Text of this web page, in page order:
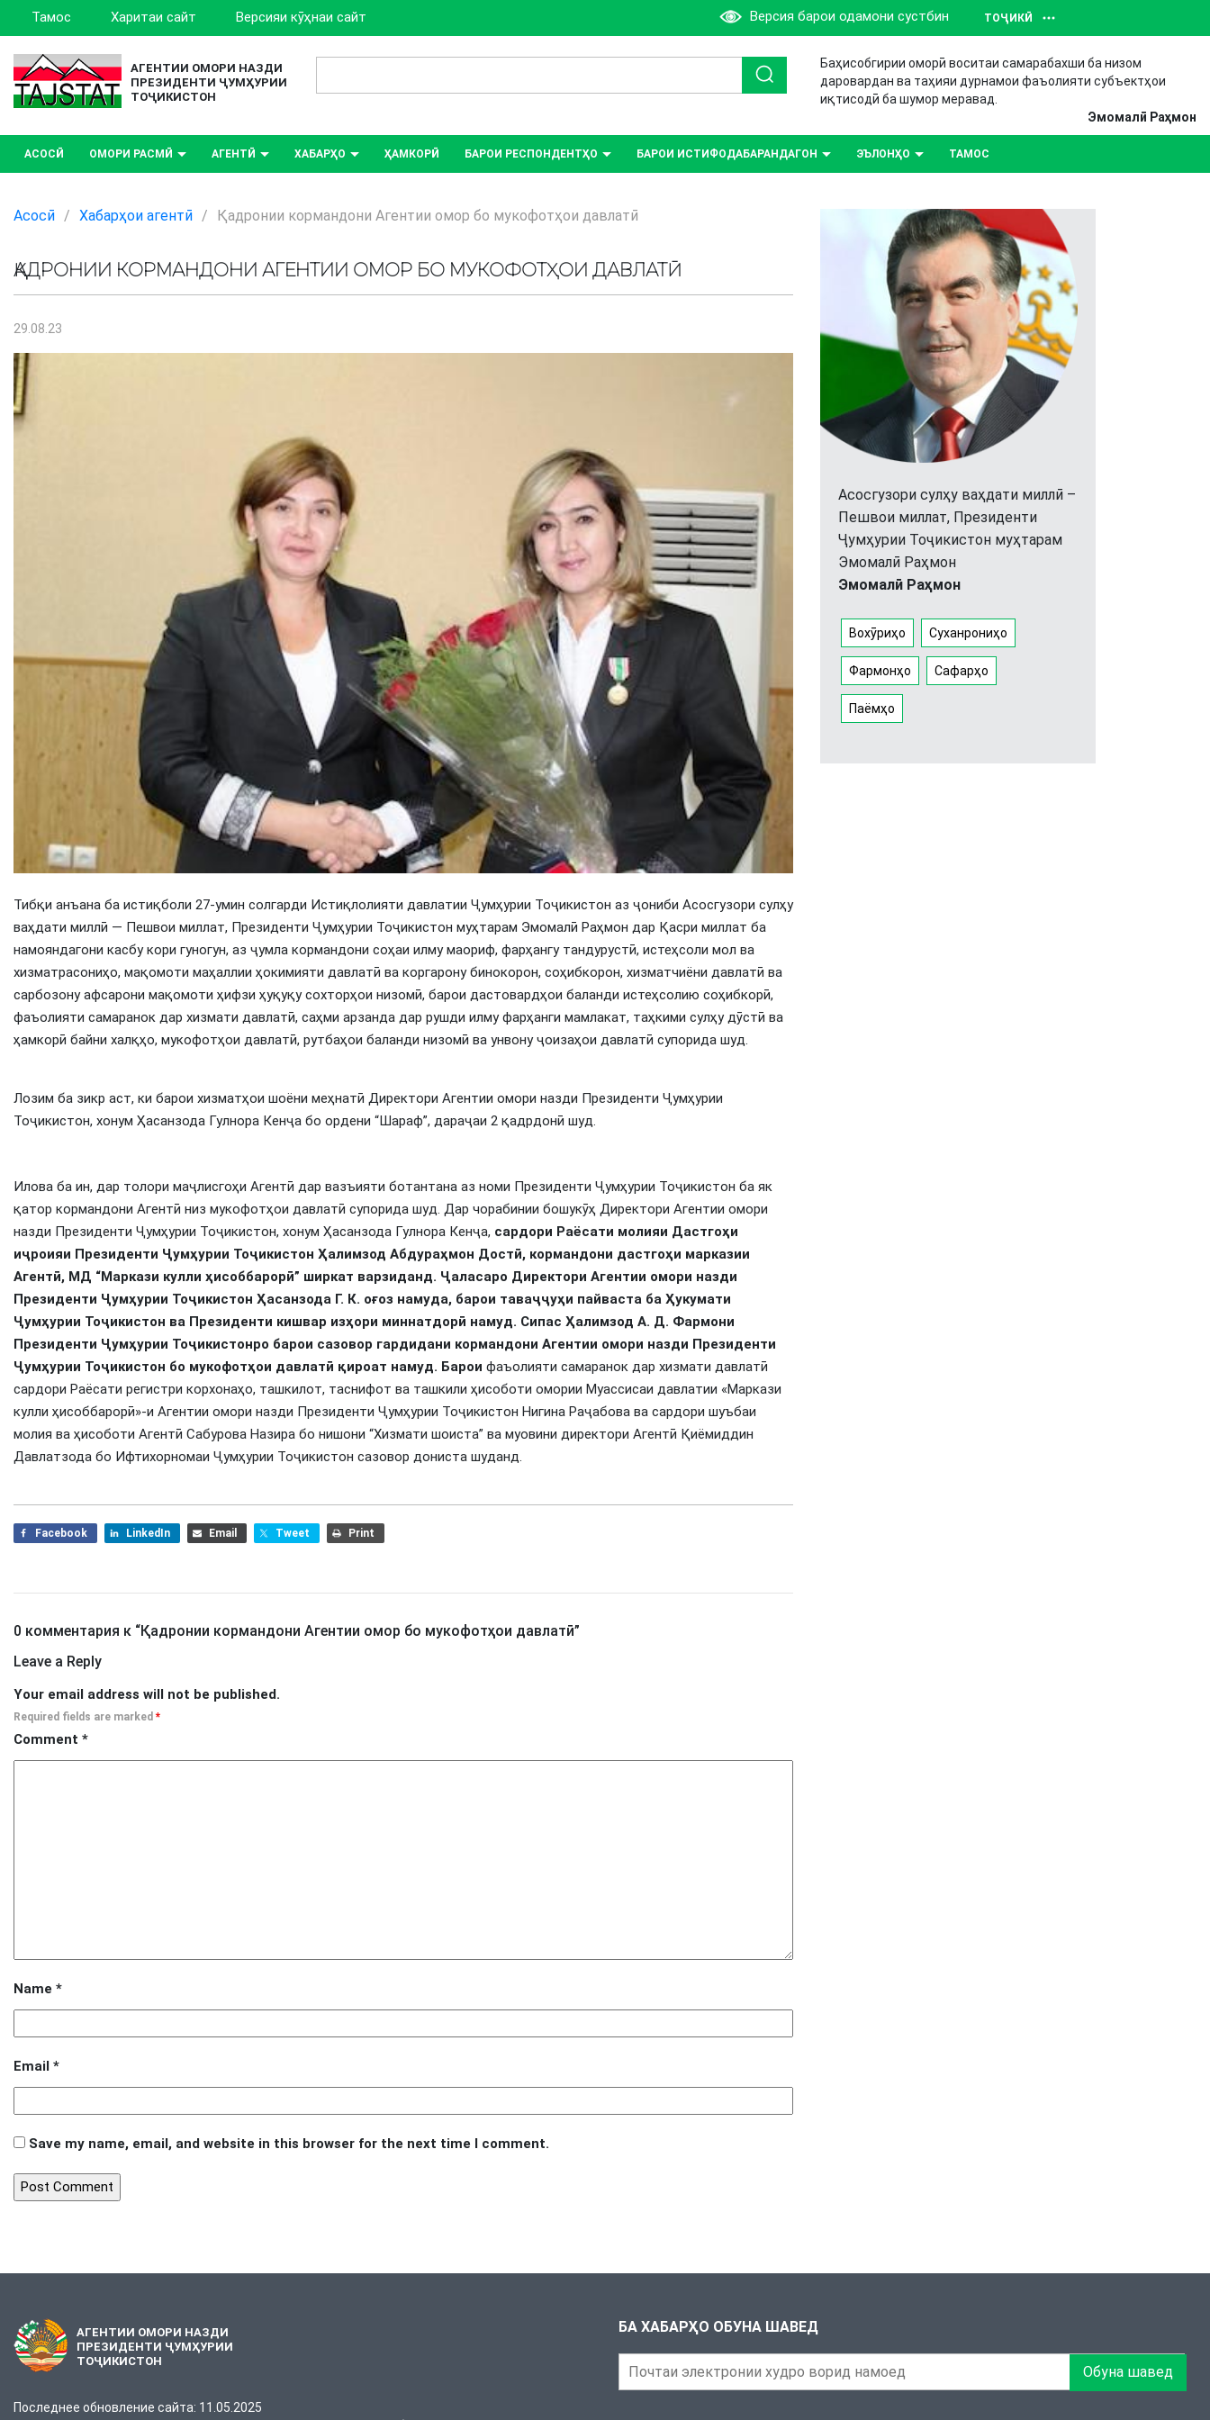
Тамос Харитаи сайт Версияи кӯҳнаи сайт Версия барои одамони сустбин ТОҶИКӢ
АГЕНТИИ ОМОРИ НАЗДИ
ПРЕЗИДЕНТИ ҶУМҲУРИИ
ТОҶИКИСТОН
Баҳисобгирии оморӣ воситаи самарабахши ба низом
даровардан ва таҳияи дурнамои фаъолияти субъектҳои
иқтисодӣ ба шумор меравад.
Эмомалӣ Раҳмон
АСОСӢ ОМОРИ РАСМӢ АГЕНТӢ ХАБАРҲО ҲАМКОРӢ БАРОИ РЕСПОНДЕНТҲО БАРОИ ИСТИФОДАБАРАНДАГОН ЭЪЛОНҲО ТАМОС
Асосӣ / Хабарҳои агентӣ / Қадронии кормандони Агентии омор бо мукофотҳои давлатӣ
ҚАДРОНИИ КОРМАНДОНИ АГЕНТИИ ОМОР БО МУКОФОТҲОИ ДАВЛАТӢ
29.08.23
Тибқи анъана ба истиқболи 27-умин солгарди Истиқлолияти давлатии Ҷумҳурии Тоҷикистон аз ҷониби Асосгузори сулҳу
ваҳдати миллӣ — Пешвои миллат, Президенти Ҷумҳурии Тоҷикистон муҳтарам Эмомалӣ Раҳмон дар Қасри миллат ба
намояндагони касбу кори гуногун, аз ҷумла кормандони соҳаи илму маориф, фарҳангу тандурустӣ, истеҳсоли мол ва
хизматрасониҳо, мақомоти маҳаллии ҳокимияти давлатӣ ва коргарону бинокорон, соҳибкорон, хизматчиёни давлатӣ ва
сарбозону афсарони мақомоти ҳифзи ҳуқуқу сохторҳои низомӣ, барои дастовардҳои баланди истеҳсолию соҳибкорӣ,
фаъолияти самаранок дар хизмати давлатӣ, саҳми арзанда дар рушди илму фарҳанги мамлакат, таҳкими сулҳу дӯстӣ ва
ҳамкорӣ байни халқҳо, мукофотҳои давлатӣ, рутбаҳои баланди низомӣ ва унвону ҷоизаҳои давлатӣ супорида шуд.
Лозим ба зикр аст, ки барои хизматҳои шоёни меҳнатӣ Директори Агентии омори назди Президенти Ҷумҳурии
Тоҷикистон, хонум Ҳасанзода Гулнора Кенҷа бо ордени “Шараф”, дараҷаи 2 қадрдонӣ шуд.
Илова ба ин, дар толори маҷлисгоҳи Агентӣ дар вазъияти ботантана аз номи Президенти Ҷумҳурии Тоҷикистон ба як
қатор кормандони Агентӣ низ мукофотҳои давлатӣ супорида шуд. Дар чорабинии бошукӯҳ Директори Агентии омори
назди Президенти Ҷумҳурии Тоҷикистон, хонум Ҳасанзода Гулнора Кенҷа, сардори Раёсати молияи Дастгоҳи
иҷроияи Президенти Ҷумҳурии Тоҷикистон Ҳалимзод Абдураҳмон Достӣ, кормандони дастгоҳи марказии
Агентӣ, МД “Маркази кулли ҳисоббарорӣ” ширкат варзиданд. Ҷаласаро Директори Агентии омори назди
Президенти Ҷумҳурии Тоҷикистон Ҳасанзода Г. К. оғоз намуда, барои таваҷҷуҳи пайваста ба Ҳукумати
Ҷумҳурии Тоҷикистон ва Президенти кишвар изҳори миннатдорӣ намуд. Сипас Ҳалимзод А. Д. Фармони
Президенти Ҷумҳурии Тоҷикистонро барои сазовор гардидани кормандони Агентии омори назди Президенти
Ҷумҳурии Тоҷикистон бо мукофотҳои давлатӣ қироат намуд. Барои фаъолияти самаранок дар хизмати давлатӣ
сардори Раёсати регистри корхонаҳо, ташкилот, таснифот ва ташкили ҳисоботи омории Муассисаи давлатии «Маркази
кулли ҳисоббарорӣ»-и Агентии омори назди Президенти Ҷумҳурии Тоҷикистон Нигина Раҷабова ва сардори шуъбаи
молия ва ҳисоботи Агентӣ Сабурова Назира бо нишони “Хизмати шоиста” ва муовини директори Агентӣ Қиёмиддин
Давлатзода бо Ифтихорномаи Ҷумҳурии Тоҷикистон сазовор дониста шуданд.
Facebook LinkedIn Email Tweet Print
0 комментария к “Қадронии кормандони Агентии омор бо мукофотҳои давлатӣ”
Leave a Reply
Your email address will not be published.
Required fields are marked *
Comment *
Name *
Email *
Save my name, email, and website in this browser for the next time I comment.
Асосгузори сулҳу ваҳдати миллӣ –
Пешвои миллат, Президенти
Ҷумҳурии Тоҷикистон муҳтарам
Эмомалӣ Раҳмон
Эмомалӣ Раҳмон
Вохӯриҳо Суханрониҳо
Фармонҳо Сафарҳо
Паёмҳо
АГЕНТИИ ОМОРИ НАЗДИ
ПРЕЗИДЕНТИ ҶУМҲУРИИ
ТОҶИКИСТОН
Последнее обновление сайта: 11.05.2025
БА ХАБАРҲО ОБУНА ШАВЕД
Обуна шавед